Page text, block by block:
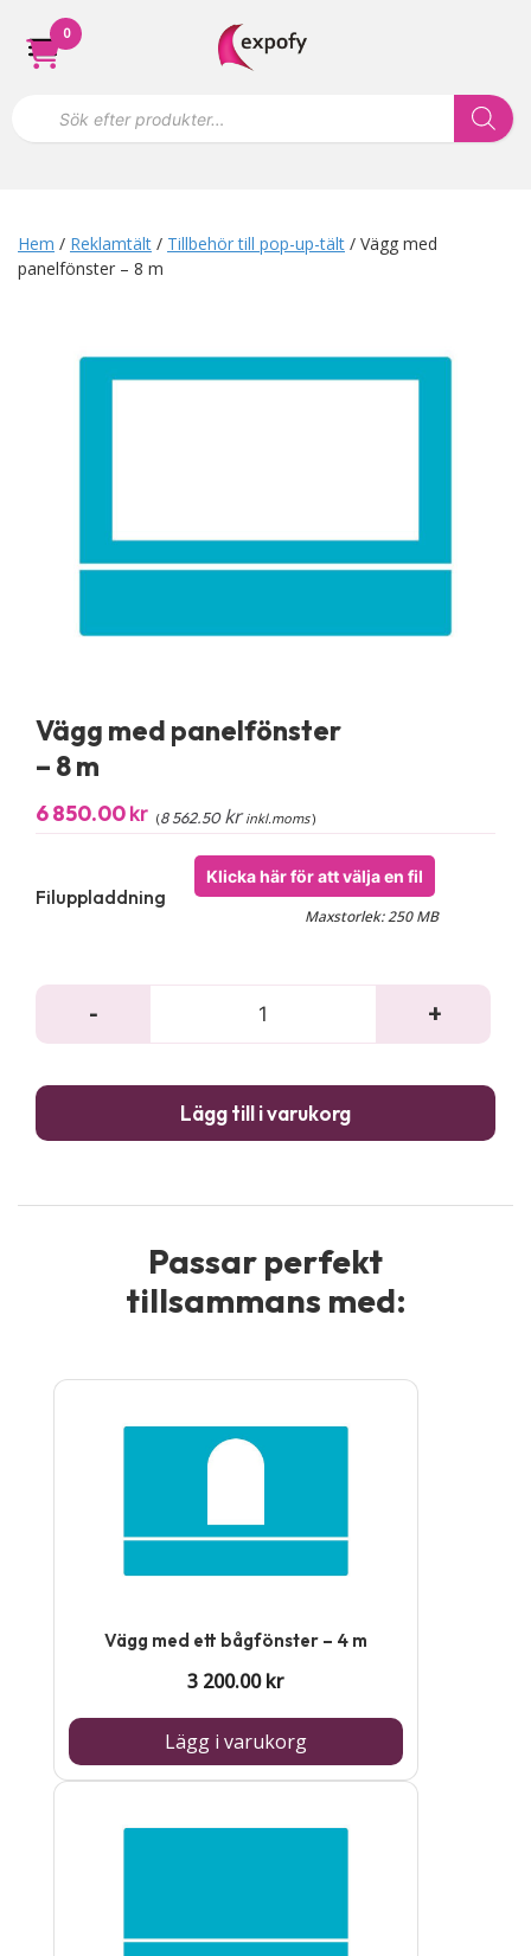
Hoppa
innehåll
s
ö
k
0
Hem / Reklamtält / Tillbehör till pop-up-tält / Vägg med
panelfönster – 8 m
Vägg med panelfönster
– 8 m
6 850.00kr (8 562.50kr inkl.moms)
Filuppladdning
Klicka här för att välja en fil
Maxstorlek: 250 MB
-
8
+
Lägg till i varukorg
Passar perfekt
tillsammans med:
Vägg med ett bågfönster – 4 m
3 200.00kr
Lägg i varukorg